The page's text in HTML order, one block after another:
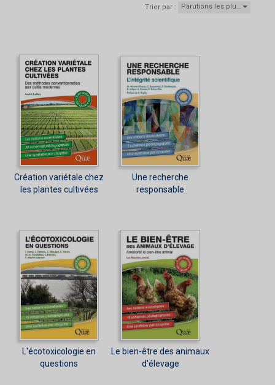
Trier par : Parutions les plu…
Création variétale chez
les plantes cultivées
Une recherche
responsable
L'écotoxicologie en
questions
Le bien-être des animaux
d'élevage